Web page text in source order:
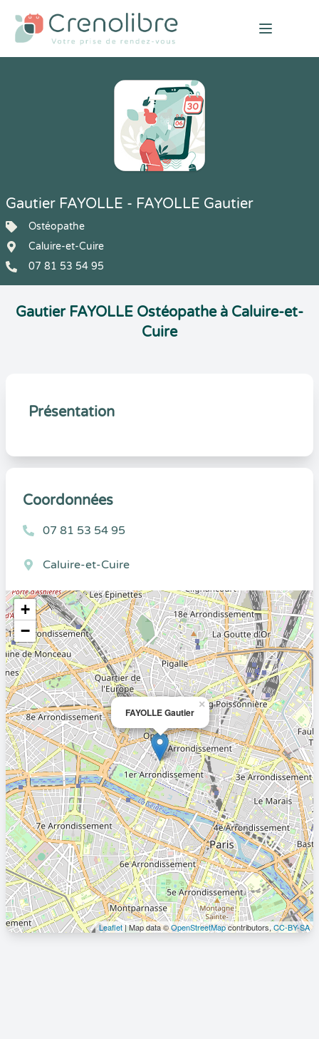
Open
Gautier FAYOLLE - FAYOLLE Gautier
Ostéopathe
Caluire-et-Cuire
07 81 53 54 95
Gautier FAYOLLE Ostéopathe à Caluire-et-
Cuire
Présentation
Coordonnées
07 81 53 54 95
Caluire-et-Cuire
FAYOLLE Gautier
×
+
−
Leaflet| Map data ©OpenStreetMapcontributors, CC-BY-SA